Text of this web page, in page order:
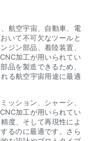
航空宇宙、自動車、電
いて不可欠なツールと
ジン部品、着陸装置、
加工が用いられてい
品を製造できるため、
る航空宇宙用途に最適
ッション、シャーシ、
加工が用いられてい
度、そして再現性によ
るのに最適です。さら